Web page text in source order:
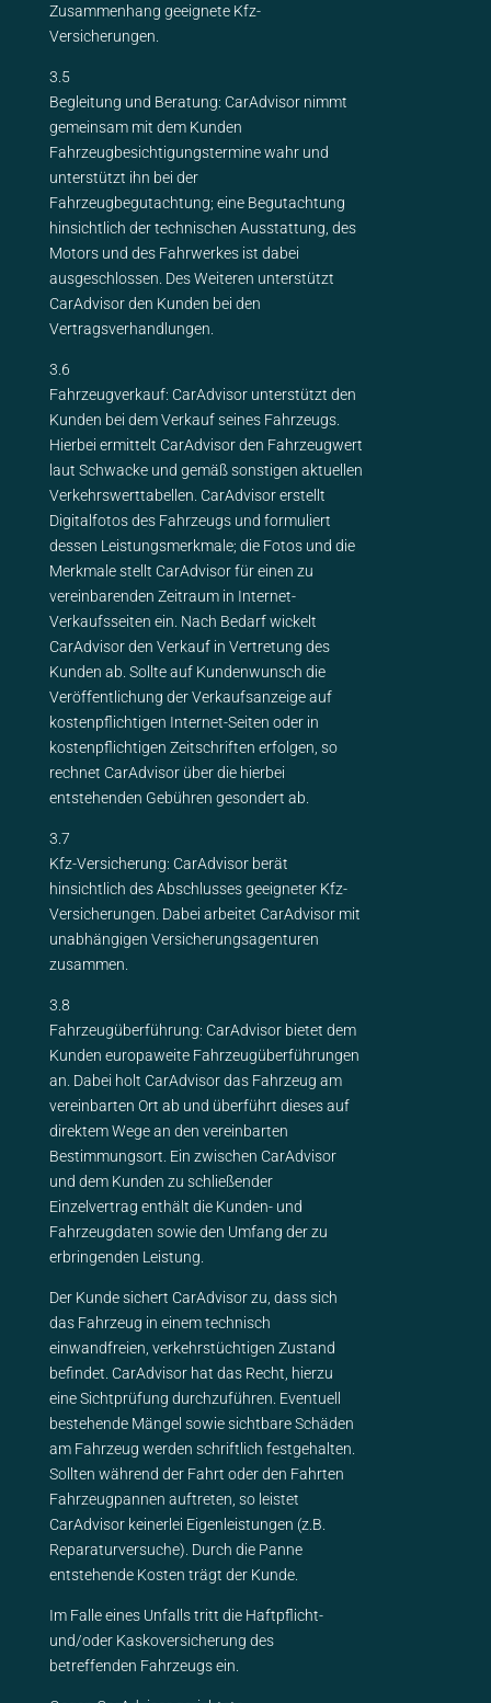
Zusammenhang geeignete Kfz-
Versicherungen.
3.5
Begleitung und Beratung: CarAdvisor nimmt
gemeinsam mit dem Kunden
Fahrzeugbesichtigungstermine wahr und
unterstützt ihn bei der
Fahrzeugbegutachtung; eine Begutachtung
hinsichtlich der technischen Ausstattung, des
Motors und des Fahrwerkes ist dabei
ausgeschlossen. Des Weiteren unterstützt
CarAdvisor den Kunden bei den
Vertragsverhandlungen.
3.6
Fahrzeugverkauf: CarAdvisor unterstützt den
Kunden bei dem Verkauf seines Fahrzeugs.
Hierbei ermittelt CarAdvisor den Fahrzeugwert
laut Schwacke und gemäß sonstigen aktuellen
Verkehrswerttabellen. CarAdvisor erstellt
Digitalfotos des Fahrzeugs und formuliert
dessen Leistungsmerkmale; die Fotos und die
Merkmale stellt CarAdvisor für einen zu
vereinbarenden Zeitraum in Internet-
Verkaufsseiten ein. Nach Bedarf wickelt
CarAdvisor den Verkauf in Vertretung des
Kunden ab. Sollte auf Kundenwunsch die
Veröffentlichung der Verkaufsanzeige auf
kostenpflichtigen Internet-Seiten oder in
kostenpflichtigen Zeitschriften erfolgen, so
rechnet CarAdvisor über die hierbei
entstehenden Gebühren gesondert ab.
3.7
Kfz-Versicherung: CarAdvisor berät
hinsichtlich des Abschlusses geeigneter Kfz-
Versicherungen. Dabei arbeitet CarAdvisor mit
unabhängigen Versicherungsagenturen
zusammen.
3.8
Fahrzeugüberführung: CarAdvisor bietet dem
Kunden europaweite Fahrzeugüberführungen
an. Dabei holt CarAdvisor das Fahrzeug am
vereinbarten Ort ab und überführt dieses auf
direktem Wege an den vereinbarten
Bestimmungsort. Ein zwischen CarAdvisor
und dem Kunden zu schließender
Einzelvertrag enthält die Kunden- und
Fahrzeugdaten sowie den Umfang der zu
erbringenden Leistung.
Der Kunde sichert CarAdvisor zu, dass sich
das Fahrzeug in einem technisch
einwandfreien, verkehrstüchtigen Zustand
befindet. CarAdvisor hat das Recht, hierzu
eine Sichtprüfung durchzuführen. Eventuell
bestehende Mängel sowie sichtbare Schäden
am Fahrzeug werden schriftlich festgehalten.
Sollten während der Fahrt oder den Fahrten
Fahrzeugpannen auftreten, so leistet
CarAdvisor keinerlei Eigenleistungen (z.B.
Reparaturversuche). Durch die Panne
entstehende Kosten trägt der Kunde.
Im Falle eines Unfalls tritt die Haftpflicht-
und/oder Kaskoversicherung des
betreffenden Fahrzeugs ein.